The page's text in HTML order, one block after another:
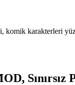
komik karakterleri
Sınırsız